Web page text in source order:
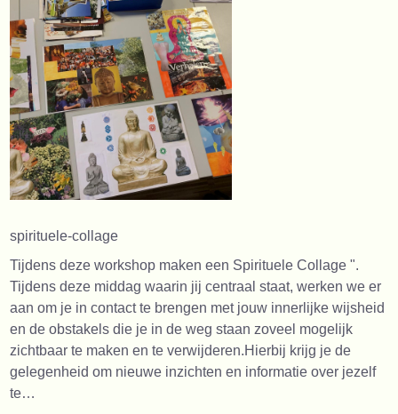
spirituele-collage
Tijdens deze workshop maken een Spirituele Collage ".
Tijdens deze middag waarin jij centraal staat, werken we er
aan om je in contact te brengen met jouw innerlijke wijsheid
en de obstakels die je in de weg staan zoveel mogelijk
zichtbaar te maken en te verwijderen.Hierbij krijg je de
gelegenheid om nieuwe inzichten en informatie over jezelf
te…